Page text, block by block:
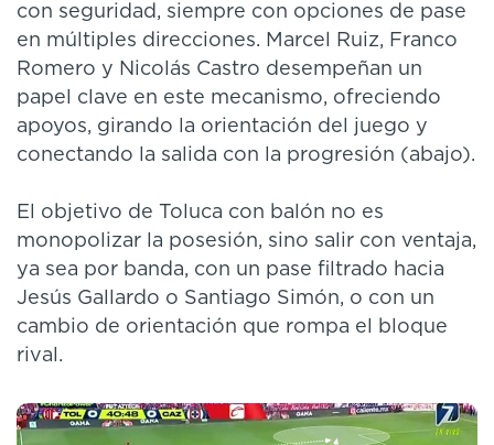
con seguridad, siempre con opciones de pase
en múltiples direcciones. Marcel Ruiz, Franco
Romero y Nicolás Castro desempeñan un
papel clave en este mecanismo, ofreciendo
apoyos, girando la orientación del juego y
conectando la salida con la progresión (abajo).
El objetivo de Toluca con balón no es
monopolizar la posesión, sino salir con ventaja,
ya sea por banda, con un pase filtrado hacia
Jesús Gallardo o Santiago Simón, o con un
cambio de orientación que rompa el bloque
rival.